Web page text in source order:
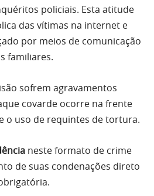
policiais. Esta atitude
das vítimas na internet e
por meios de comunicação
familiares.
sofrem agravamentos
covarde ocorre na frente
o uso de requintes de tortura.
neste formato de crime
de suas condenações direto